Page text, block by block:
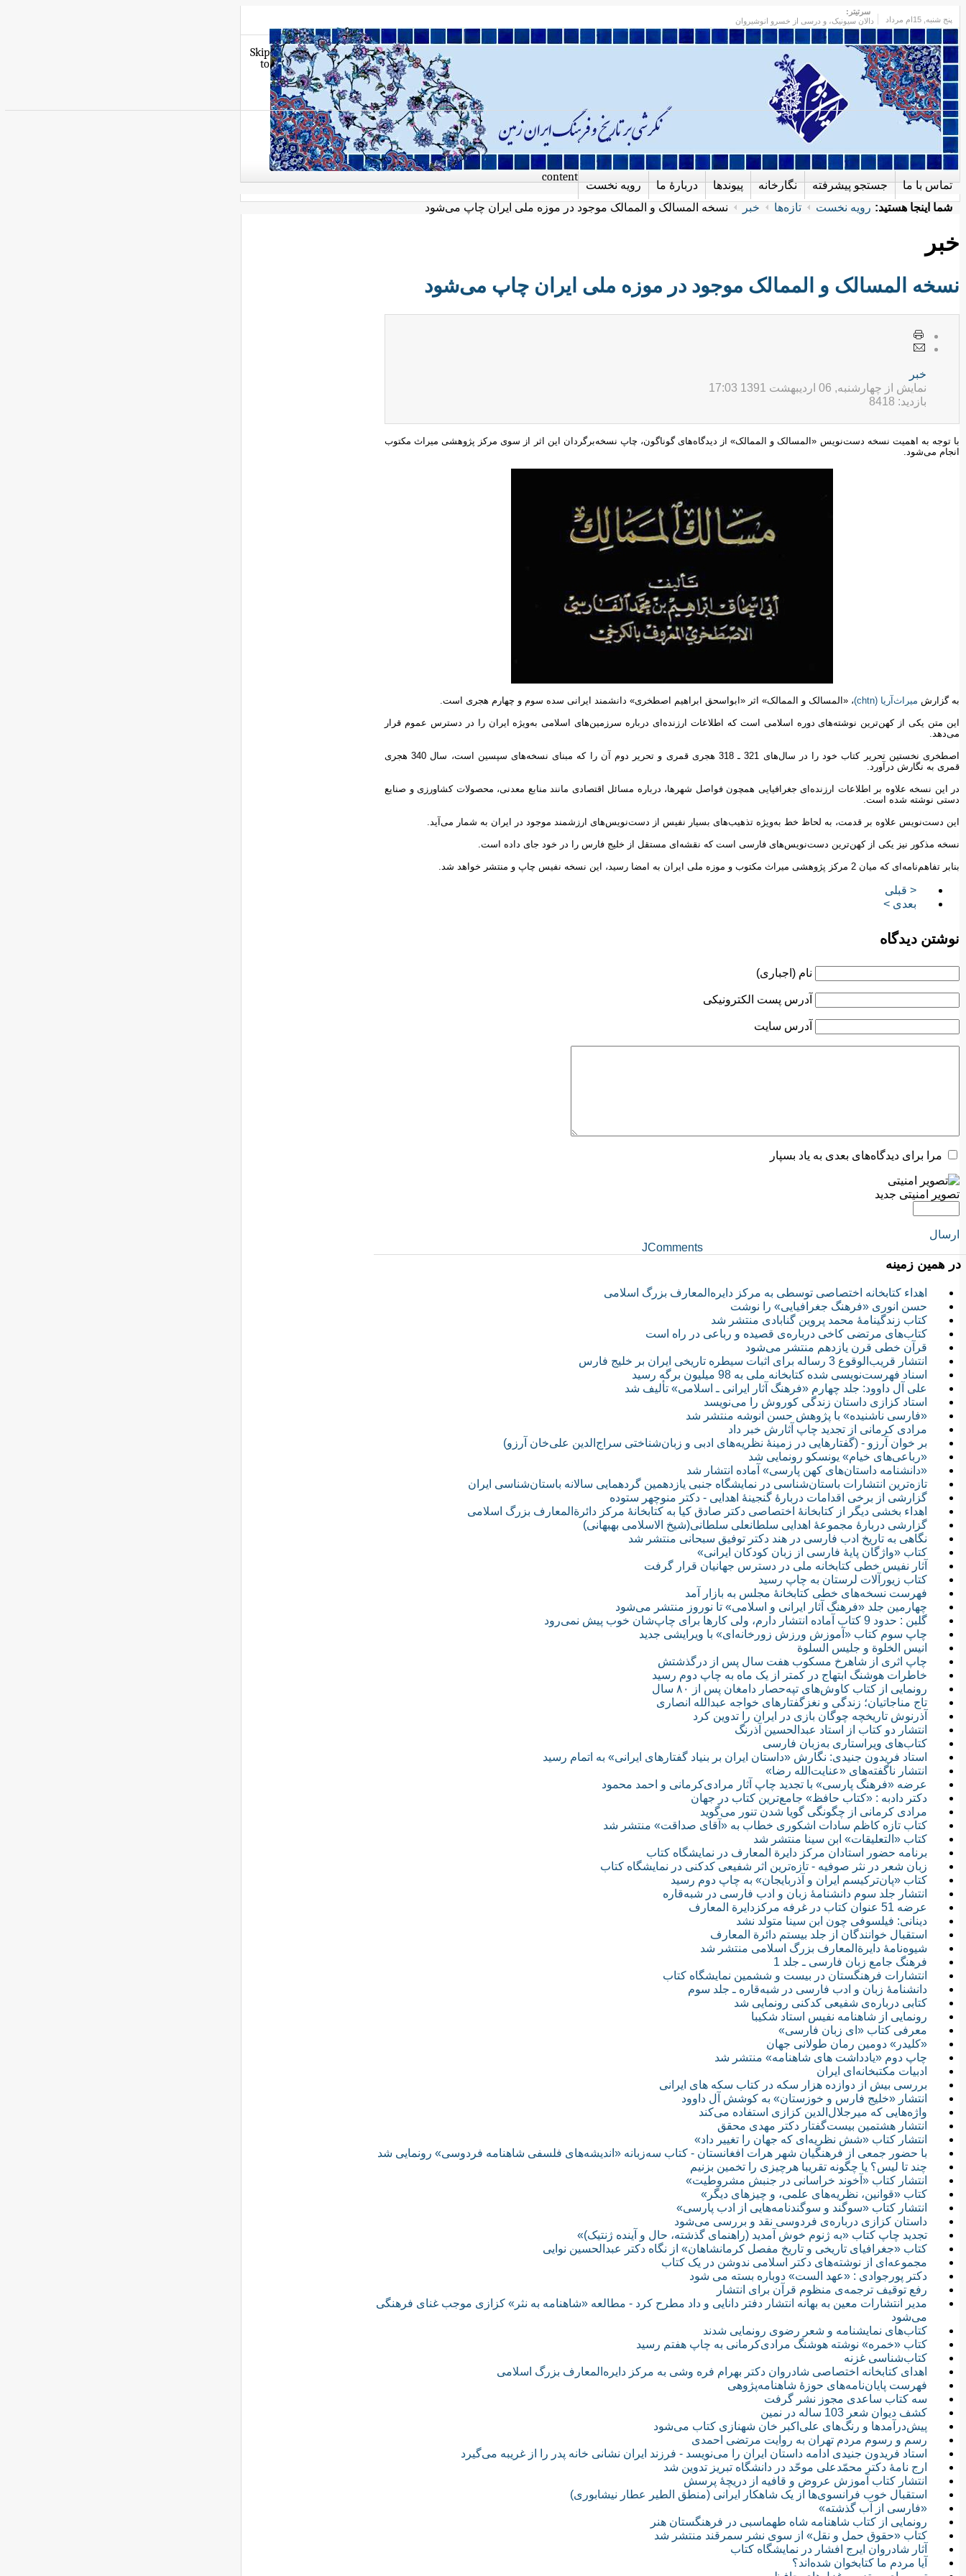
پنج شنبه
سرتیتر:
دالان سیونیک، و درسی از خسرو انوشیروان
رویه نخست دربارهٔ ما پیوندها نگارخانه جستجو پیشرفته تماس با ما
Skip
to
content
شما اینجا هستید: رویه نخست تازه‌ها خبر نسخه المسالک و ‌الممالک موجود در موزه ملی ایران چاپ می‌شود
خبر
نسخه المسالک و ‌الممالک موجود در موزه ملی ایران چاپ می‌شود
خبر
نمایش از چهارشنبه, 06 ارديبهشت 1391 17:03
بازدید: 8418
با توجه به اهمیت نسخه دست‌نویس «المسالک و ‌الممالک» از دیدگاه‌های گوناگون، چاپ نسخه‌برگردان این اثر از سوی مرکز پژوهشی میراث مکتوب
انجام می‌شود.
به گزارش میراث‌آریا (chtn) ، «المسالک و ‌الممالک» اثر «ابواسحق ابراهیم اصطخری» دانشمند ایرانی سده سوم و چهارم هجری است.
این متن یکی از کهن‌ترین نوشته‌های دوره اسلامی است که اطلاعات ارزنده‌ای درباره سرزمین‌های اسلامی به‌ویژه ایران را در دسترس عموم قرار
می‌دهد.
اصطخری نخستین تحریر کتاب خود را در سال‌های 321 ـ 318 هجری قمری و تحریر دوم آن را که مبنای نسخه‌های سپسین است، سال 340 هجری
قمری به نگارش درآورد.
در این نسخه علاوه بر اطلاعات ارزنده‌ای جغرافیایی همچون فواصل شهرها، درباره مسائل اقتصادی مانند منابع معدنی، محصولات کشاورزی و صنایع
دستی نوشته شده است.
این دست‌نویس علاوه بر قدمت، به لحاظ خط به‌ویژه تذهیب‌های بسیار نفیس از دست‌نویس‌های ارزشمند موجود در ایران به شمار می‌آید.
نسخه مذکور نیز یکی از کهن‌ترین دست‌نویس‌های فارسی است که نقشه‌ای مستقل از خلیج فارس را در خود جای داده است.
بنابر تفاهم‌نامه‌ای که میان 2 مرکز پژوهشی میراث مکتوب و موزه ملی ایران به امضا رسید، این نسخه نفیس چاپ و منتشر خواهد شد.
< قبلی
بعدی >
نوشتن دیدگاه
نام (اجباری)
آدرس پست الکترونیکی
آدرس سایت
مرا برای دیدگاه‌های بعدی به یاد بسپار
تصویر امنیتی جدید
ارسال
JComments
در همین زمینه
اهداء کتابخانه اختصاصی توسطی به مرکز دایره‌المعارف بزرگ اسلامی
حسن انوری «فرهنگ جغرافیایی» را نوشت
کتاب زندگینامۀ محمد پروین گنابادی منتشر شد
کتاب‌های مرتضی کاخی درباره‌ی قصیده و رباعی در راه است
قرآن خطی قرن یازدهم منتشر می‌شود
انتشار قریب‌الوقوع 3 رساله برای اثبات سیطره تاریخی ایران بر خلیج فارس
اسناد فهرست‌نویسی شده کتابخانه ملی به 98 میلیون برگه رسید
علی آل داوود: جلد چهارم «فرهنگ آثار ایرانی ـ اسلامی» تألیف شد
استاد کزازی داستان زندگی کوروش را می‌نویسد
«فارسی ناشنیده» با پژوهش حسن انوشه منتشر شد
مرادی کرمانی از تجدید چاپ آثارش خبر داد
بر خوان آرزو - (گفتارهایی در زمینهٔ نظریه‌های ادبی و زبان‌شناختی سراج‌الدین علی‌خان آرزو)
«رباعی‌های خیام» یونسکو رونمایی شد
«دانشنامه داستان‌های کهن پارسی» آماده انتشار شد
تازه‌ترین انتشارات باستان‌شناسی در نمایشگاه جنبی یازدهمین گردهمایی سالانه باستان‌شناسی ایران
گزارشی از برخی اقدامات دربارۀ گنجینۀ اهدایی - دکتر منوچهر ستوده
اهداء بخشی دیگر از کتابخانۀ اختصاصی دکتر صادق کیا به کتابخانۀ مرکز دائرةالمعارف بزرگ اسلامی
گزارشی دربارۀ مجموعۀ اهدایی سلطانعلی سلطانی(شیخ الاسلامی بهبهانی)
نگاهی به تاریخ ادب فارسی در هند دکتر توفیق سبحانی منتشر شد
کتاب «واژگان پایۀ فارسی از زبان کودکان ایرانی»
آثار نفیس خطی کتابخانه ملی در دسترس جهانیان قرار گرفت
کتاب زیورآلات لرستان به چاپ رسید
فهرست نسخه‌های خطی کتابخانۀ مجلس به بازار آمد
چهارمین جلد «فرهنگ آثار ایرانی و اسلامی» تا نوروز منتشر می‌شود
گلبن : حدود 9 کتاب آماده انتشار دارم، ولی کارها برای چاپ‌شان خوب پیش نمی‌رود
چاپ سوم کتاب «آموزش ورزش زورخانه‌ای» با ویرایشی جدید
انیس الخلوة و جلیس السلوة
چاپ اثری از شاهرخ مسکوب هفت سال پس از درگذشتش
خاطرات هوشنگ ابتهاج در کمتر از یک ماه به چاپ دوم رسید
رونمایی از کتاب کاوش‌های تپه‌حصار دامغان پس از ۸۰ سال
تاج مناجاتیان؛ زندگی و نغزگفتارهای خواجه عبدالله انصاری
آذرنوش تاریخچه چوگان بازی در ایران را تدوین کرد
انتشار دو کتاب از استاد عبدالحسین آذرنگ
کتاب‌های ویراستاری به‌زبان فارسی
استاد فریدون جنیدی: نگارش «داستان ایران بر بنیاد گفتارهای ایرانی» به اتمام رسید
انتشار ناگفته‌های «عنایت‌الله رضا»
عرضه «فرهنگ پارسی» با تجدید چاپ آثار مرادی‌کرمانی و احمد محمود
دکتر دادبه : «کتاب حافظ» جامع‌ترین کتاب در جهان
مرادی کرمانی از چگونگی گویا شدن تنور می‌گوید
كتاب تازه کاظم سادات اشکوری خطاب به «آقای صداقت» منتشر شد
کتاب «التعلیقات» ابن سینا منتشر شد
برنامه حضور استادان مرکز دایرة المعارف در نمایشگاه کتاب
زبان شعر در نثر صوفیه - تازه‌ترین اثر شفیعی کدکنی در نمایشگاه کتاب
کتاب «پان‌ترکیسم ایران و آذربایجان» به چاپ دوم رسید
انتشار جلد سوم دانشنامۀ زبان و ادب فارسی در شبه‌قاره
عرضه 51 عنوان كتاب در غرفه مرکزدایرة المعارف
دینانی: فیلسوفی چون ابن سینا متولد نشد
استقبال خوانندگان از جلد بیستم دائرة المعارف
شیوه‌نامۀ دایرةالمعارف بزرگ اسلامی منتشر شد
فرهنگ جامع زبان فارسی ـ جلد 1
انتشارات فرهنگستان در بیست و ششمین نمایشگاه کتاب
دانشنامۀ زبان و ادب فارسی در شبه‌قاره ـ جلد سوم
کتابی درباره‌ی شفیعی کدکنی رونمایی شد
رونمایی از شاهنامه نفیس استاد شکیبا
معرفی کتاب «ای زبان فارسی»
«کلیدر» دومین رمان طولانی‌ جهان
چاپ دوم «یادداشت های شاهنامه» منتشر شد
ادبیات مکتبخانه‌ای ایران
بررسی بیش از دوازده هزار سکه در کتاب سکه های ایرانی
انتشار «خلیج فارس و خوزستان» به کوشش آل داوود
واژه‌هایی که میرجلال‌الدین کزازی استفاده می‌کند
انتشار هشتمین بیست‌گفتار دکتر مهدی محقق
انتشار كتاب «شش نظريه‌اى كه جهان را تغيير داد»
با حضور جمعی از فرهنگیان شهر هرات افغانستان - کتاب سه‌زبانه «اندیشه‌های فلسفی شاهنامه فردوسی» رونمایی شد
چند تا ليس؟ یا چگونه تقريبا هرچيزى را تخمين بزنيم
انتشار کتاب «آخوند خراسانی در جنبش مشروطیت»
کتاب «قوانين، نظريه‌هاى علمى، و چيزهاى ديگر»
انتشار کتاب «سوگند و سوگندنامه‌هایی از ادب پارسی»
داستان کزازی درباره‌ی فردوسی نقد و بررسی می‌شود
تجدید چاپ کتاب «به ژنوم خوش آمديد (راهنماى گذشته، حال و آينده ژنتيک)»
کتاب «جغرافیای تاریخی و تاریخ مفصل کرمانشاهان» از نگاه دکتر عبدالحسین نوایی
مجموعه‌ای از نوشته‌های دکتر اسلامی ندوشن در یک کتاب
دکتر پورجوادی : «عهد الست» دوباره بسته می شود
رفع توقیف ترجمه‌ی منظوم قرآن برای انتشار
مدیر انتشارات معین به بهانه انتشار دفتر دانایی و داد مطرح کرد - مطالعه «شاهنامه به نثر» کزازی موجب غنای فرهنگی
می‌شود
کتاب‌های نمایشنامه و شعر رضوی رونمایی شدند
کتاب «خمره» نوشته هوشنگ مرادی‌کرمانی به چاپ هفتم رسید
کتاب‌شناسی غزنه
اهدای کتابخانه اختصاصی شادروان دکتر بهرام فره وشی به مرکز دایره‌المعارف بزرگ اسلامی
فهرست پایان‌نامه‌های حوزۀ شاهنامه‌پژوهی
سه کتاب ساعدی مجوز نشر گرفت
کشف دیوان شعر 103 ساله در نمین
پیش‌درآمدها و رنگ‌های علی‌اکبر خان شهنازی کتاب می‌شود
رسم و رسوم مردم تهران به روایت مرتضی احمدی
استاد فریدون جنیدی ادامه داستان ایران را می‌نویسد - فرزند ایران نشانی خانه‌ پدر را از غریبه می‌گیرد
ارج نامهٔ دکتر محمّدعلی موحّد در دانشگاه تبریز تدوین شد
انتشار کتاب آموزش عروض و قافیه از دریچۀ پرسش
استقبال خوب فرانسوی‌ها از یک شاهکار ایرانی (منطق الطیر عطار نیشابوری)
«فارسی از آب گذشته»
رونمایی از کتاب شاهنامه شاه طهماسبی در فرهنگستان هنر
کتاب «حقوق حمل و نقل» از سوی نشر سمرقند منتشر شد
آثار شادروان ایرج افشار در نمایشگاه کتاب
آیا مردم ما کتابخوان شده‌اند؟